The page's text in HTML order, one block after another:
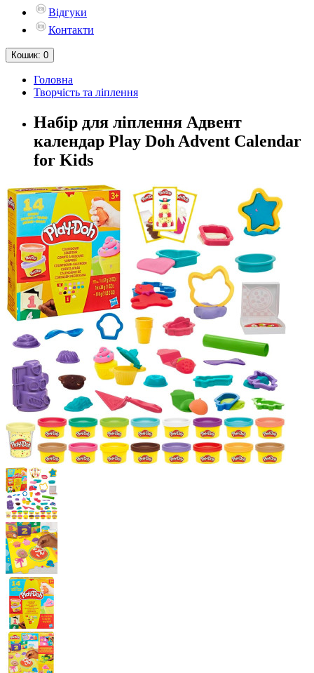
Відгуки
Контакти
Кошик: 0
Головна
Творчість та ліплення
Набір для ліплення Адвент
календар Play Doh Advent Calendar
for Kids